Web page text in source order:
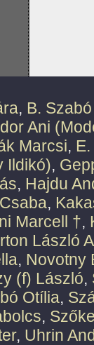
, B.
Ani
Marcsi,
Ildikó),
, Hajdu
,
Marcell †,
László
, Novotny
(f) László,
Otília,
,
, Uhrin